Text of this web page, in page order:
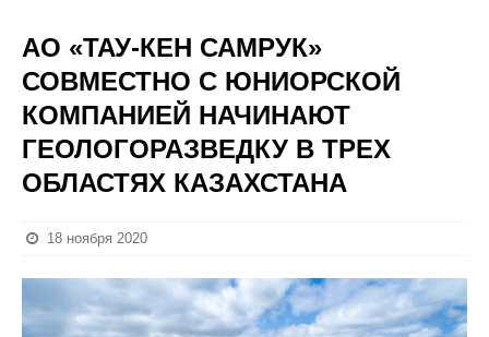
АО «ТАУ-КЕН САМРУК»
СОВМЕСТНО С ЮНИОРСКОЙ
КОМПАНИЕЙ НАЧИНАЮТ
ГЕОЛОГОРАЗВЕДКУ В ТРЕХ
ОБЛАСТЯХ КАЗАХСТАНА
18 ноября 2020